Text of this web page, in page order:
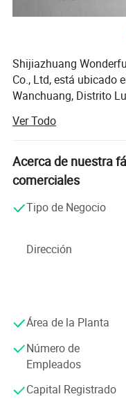
Fotos detalladas
Shijiazhuang
Co., Ltd, está ubicado
Wanchuang, Distrito
conveniente y un
la estación de tren de
aeropuerto de
Nuestra empresa es
desarrollo de alta
de más de 15 años
producción que
la producción,
fundición de
controlado por digital,
precisión
investigación y
producción de
Los principales
productos protésicos y
Ver Todo
Acerca de nuestra
comerciales
Tipo de Negocio
Dirección
Área de la Planta
Número de
Empleados
Capital Registrado